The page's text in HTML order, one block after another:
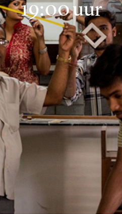
19:00 uur